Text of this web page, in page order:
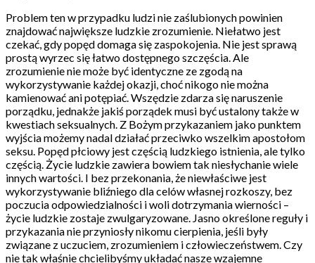
Problem ten w przypadku ludzi nie zaślubionych powinien
znajdować największe ludzkie zrozumienie. Niełatwo jest
czekać, gdy popęd domaga się zaspokojenia. Nie jest sprawą
prostą wyrzec się łatwo dostępnego szczęścia. Ale
zrozumienie nie może być identyczne ze zgodą na
wykorzystywanie każdej okazji, choć nikogo nie można
kamienować ani potępiać. Wszędzie zdarza się naruszenie
porządku, jednakże jakiś porządek musi być ustalony także w
kwestiach seksualnych. Z Bożym przykazaniem jako punktem
wyjścia możemy nadal działać przeciwko wszelkim apostołom
seksu. Popęd płciowy jest częścią ludzkiego istnienia, ale tylko
częścią. Życie ludzkie zawiera bowiem tak niesłychanie wiele
innych wartości. I bez przekonania, że niewłaściwe jest
wykorzystywanie bliźniego dla celów własnej rozkoszy, bez
poczucia odpowiedzialności i woli dotrzymania wierności –
życie ludzkie zostaje zwulgaryzowane. Jasno określone reguły i
przykazania nie przyniosły nikomu cierpienia, jeśli były
związane z uczuciem, zrozumieniem i człowieczeństwem. Czy
nie tak właśnie chcielibyśmy układać nasze wzajemne